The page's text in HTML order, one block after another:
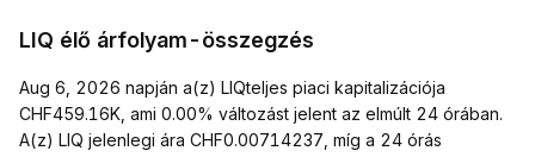
LIQ élő árfolyam-összegzés
Aug 6, 2026 napján a(z) LIQteljes piaci kapitalizációja
CHF459.16K, ami 0.00% változást jelent az elmúlt 24 órában.
A(z) LIQ jelenlegi ára CHF0.00714237, míg a 24 órás